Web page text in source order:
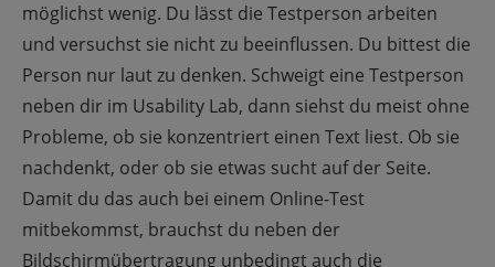
möglichst wenig. Du lässt die Testperson arbeiten
und versuchst sie nicht zu beeinflussen. Du bittest die
Person nur laut zu denken. Schweigt eine Testperson
neben dir im Usability Lab, dann siehst du meist ohne
Probleme, ob sie konzentriert einen Text liest. Ob sie
nachdenkt, oder ob sie etwas sucht auf der Seite.
Damit du das auch bei einem Online-Test
mitbekommst, brauchst du neben der
Bildschirmübertragung unbedingt auch die